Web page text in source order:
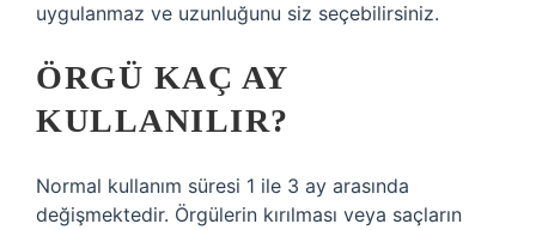
uygulanmaz ve uzunluğunu siz seçebilirsiniz.
ÖRGÜ KAÇ AY
KULLANILIR?
Normal kullanım süresi 1 ile 3 ay arasında
değişmektedir. Örgülerin kırılması veya saçların